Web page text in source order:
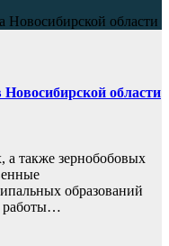
Новосибирской области
области
также зернобобовых
образований
работы…